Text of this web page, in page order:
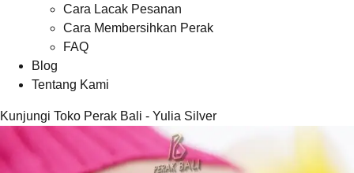
Cara Lacak Pesanan
Cara Membersihkan Perak
FAQ
Blog
Tentang Kami
Kunjungi Toko Perak Bali - Yulia Silver